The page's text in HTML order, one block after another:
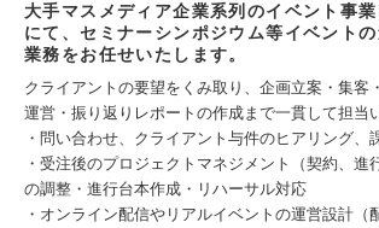
大手マスメディア企業系列のイベント事
にて、セミナーシンポジウム等イベント
業務をお任せいたします。
クライアントの要望をくみ取り、企画立案・集客
運営・振り返りレポートの作成まで一貫して担当
・問い合わせ、クライアント与件のヒアリング、
・受注後のプロジェクトマネジメント（契約、進
の調整・進行台本作成・リハーサル対応
・オンライン配信やリアルイベントの運営設計（